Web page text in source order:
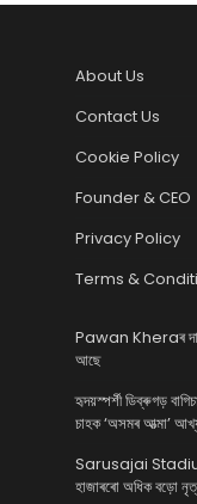
About Us
Contact Us
Cookie Policy
Founder & CEO
Privacy Policy
Terms &
Pawan Kheraৰ
আছে
হৃদয়স্পৰ্শী ডিব্ৰুগড়
চাহক ‘অসমৰ আত্মা’
Sarusajai Stadium ত
হাজাৰৰো অধিক বড়ো